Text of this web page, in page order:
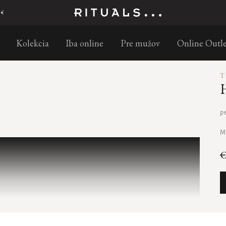
Objednajte do 11:00 – doručenie nasledujúci pracovný deň s GLS
Kolekcia Iba online Pre mužov Online